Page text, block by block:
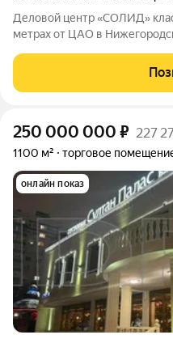
Деловой центр «СОЛИД»
метрах от ЦАО в Нижегородском
коммерческую
достигает 4 метров,
250 000 000 ₽ 227
1100 м² торговое
онлайн показ